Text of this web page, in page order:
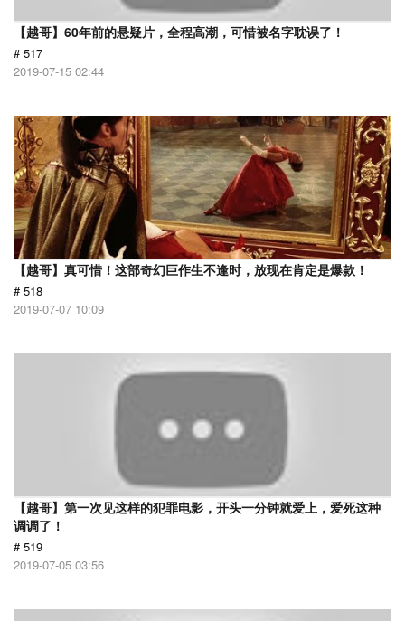
【越哥】60年前的悬疑片，全程高潮，可惜被名字耽误了！
# 517
2019-07-15 02:44
【越哥】真可惜！这部奇幻巨作生不逢时，放现在肯定是爆款！
# 518
2019-07-07 10:09
【越哥】第一次见这样的犯罪电影，开头一分钟就爱上，爱死这种
调调了！
# 519
2019-07-05 03:56